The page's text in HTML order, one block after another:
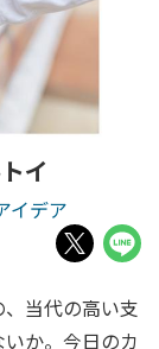
イ
イデア
当代の高い支
か。今日のカ